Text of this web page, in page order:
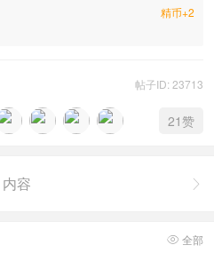
精币+2
帖子ID: 23713
21赞

内容
 全部